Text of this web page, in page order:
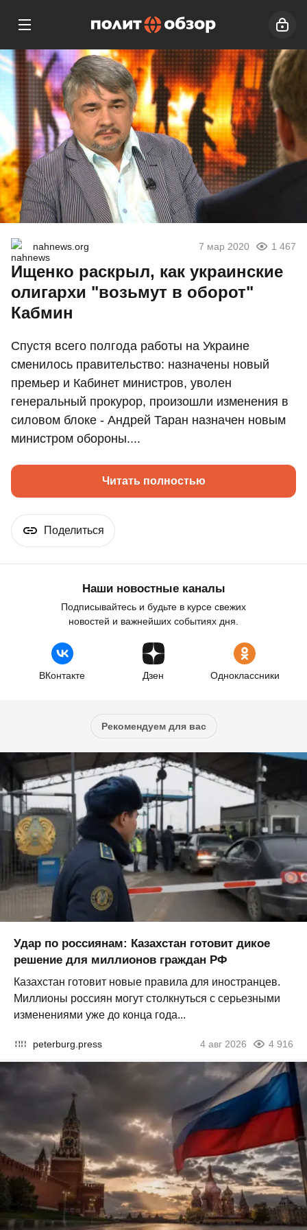
nahnews.org 7 мар 2020 1 467
Ищенко раскрыл, как украинские
олигархи "возьмут в оборот"
Кабмин
Спустя всего полгода работы на Украине
сменилось правительство: назначены новый
премьер и Кабинет министров, уволен
генеральный прокурор, произошли изменения в
силовом блоке - Андрей Таран назначен новым
министром обороны....
Читать полностью
Поделиться
Наши новостные каналы
Подписывайтесь и будьте в курсе свежих
новостей и важнейших событиях дня.
ВКонтакте Дзен Одноклассники
Рекомендуем для вас
Удар по россиянам: Казахстан готовит дикое
решение для миллионов граждан РФ
Казахстан готовит новые правила для иностранцев.
Миллионы россиян могут столкнуться с серьезными
изменениями уже до конца года...
peterburg.press 4 авг 2026 4 916